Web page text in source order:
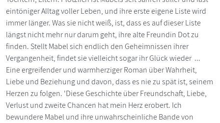
eintöniger Alltag voller Leben, und ihre erste eigene Liste wird
immer länger. Was sie nicht weiß, ist, dass es auf dieser Liste
längst nicht mehr nur darum geht, ihre alte Freundin Dot zu
finden. Stellt Mabel sich endlich den Geheimnissen ihrer
Vergangenheit, findet sie vielleicht sogar ihr Glück wieder ...
Eine ergreifender und warmherziger Roman über Wahrheit,
Liebe und Beziehung und davon, dass es nie zu spät ist, seinem
Herzen zu folgen. 'Diese Geschichte über Freundschaft, Liebe,
Verlust und zweite Chancen hat mein Herz erobert. Ich
bewundere Mabel und ihre unwahrscheinliche Bande von